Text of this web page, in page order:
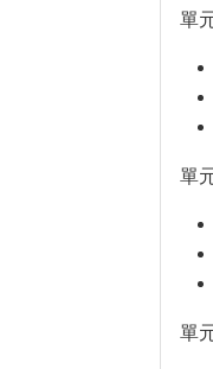
單
單
單